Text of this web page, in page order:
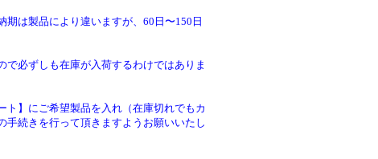
期は製品により違いますが、60日〜150日
で必ずしも在庫が入荷するわけではありま
】にご希望製品を入れ（在庫切れでもカ
手続きを行って頂きますようお願いいたし
。